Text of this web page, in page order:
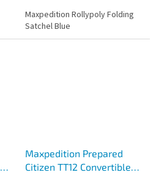
Maxpedition Rollypoly Folding
Satchel Blue
Maxpedition Prepared
Citizen TT12 Convertible